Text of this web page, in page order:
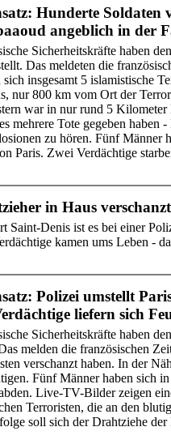
Hunderte Soldaten
angeblich in der
Sicherheitskräfte haben
Das meldeten die
insgesamt 5 islamistische
nur 800 km vom Ort der
war in nur rund 5
mehrere Tote gegeben
zu hören. Fünf Männer
Paris. Zwei Verdächtige
in Haus
Saint-Denis ist es bei einer
kamen ums Leben -
Polizei umstellt
liefern sich
Sicherheitskräfte haben
melden die französischen
verschanzt haben. In der
Fünf Männer haben sich
Live-TV-Bilder zeigen
Terroristen, die an den
soll sich der Drahtziehe